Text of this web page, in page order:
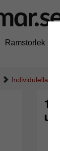
Ramstorlek
Individulella